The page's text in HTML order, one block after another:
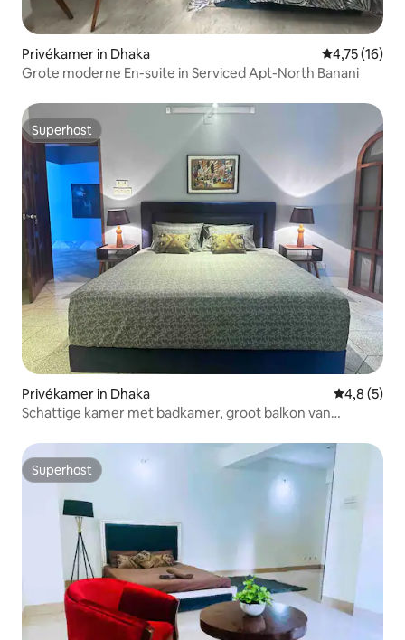
Privékamer in Dhaka Gemiddelde
4,75 (16)
Grote moderne En-suite in Serviced Apt-North Banani
Superhost
Superhost
Privékamer in Dhaka
4,8 (5)
Schattige kamer met badkamer, groot balkon van
Superhost
Superhost